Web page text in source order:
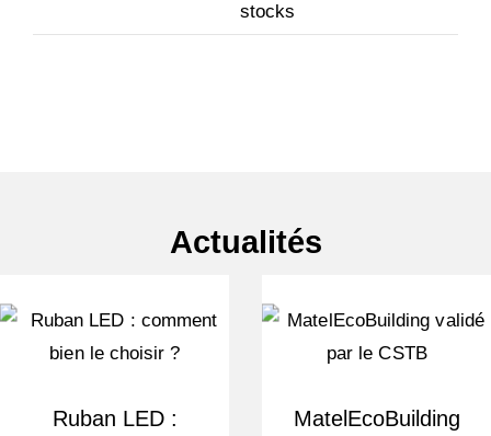
stocks
Actualités
Ruban LED :
MatelEcoBuilding